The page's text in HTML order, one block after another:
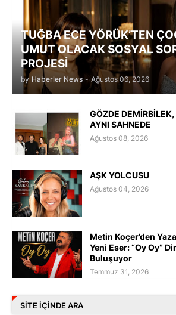
TUĞBA ECE YÖRÜK’TEN
UMUT OLACAK SOSYAL
PROJESİ
by Haberler News - Ağustos 06, 2026
GÖZDE
AYNI SAHNEDE
Ağustos 08, 2026
AŞK YOLCUSU
Ağustos 04, 2026
Metin Koçer’den
Yeni Eser: “Oy Oy”
Buluşuyor
Temmuz 31, 2026
SITE IÇINDE ARA